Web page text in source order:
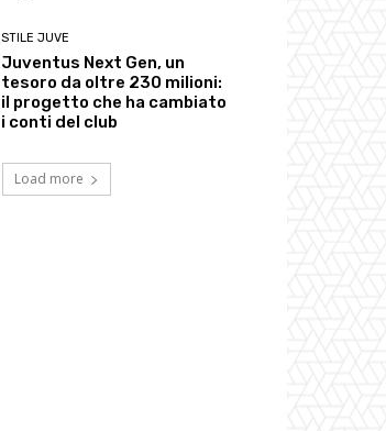
STILE JUVE
Juventus Next Gen, un
tesoro da oltre 230 milioni:
il progetto che ha cambiato
i conti del club
Load more